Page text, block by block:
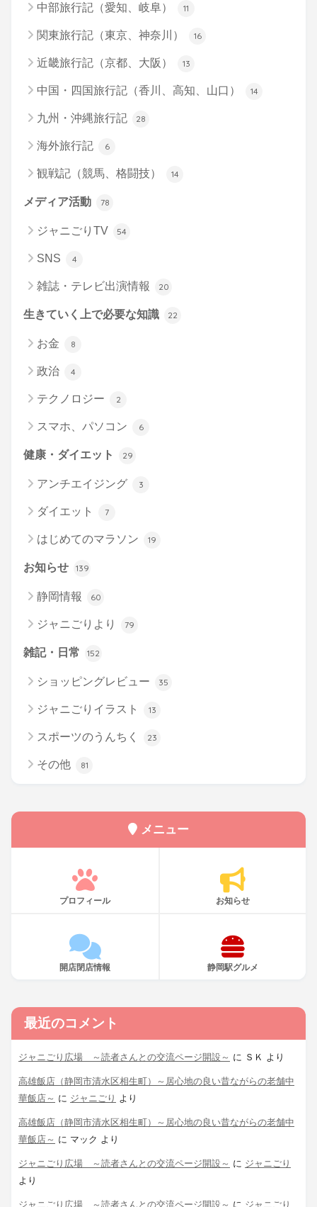
中部旅行記（愛知、岐阜） 11
関東旅行記（東京、神奈川） 16
近畿旅行記（京都、大阪） 13
中国・四国旅行記（香川、高知、山口） 14
九州・沖縄旅行記 28
海外旅行記 6
観戦記（競馬、格闘技） 14
メディア活動 78
ジャニごりTV 54
SNS 4
雑誌・テレビ出演情報 20
生きていく上で必要な知識 22
お金 8
政治 4
テクノロジー 2
スマホ、パソコン 6
健康・ダイエット 29
アンチエイジング 3
ダイエット 7
はじめてのマラソン 19
お知らせ 139
静岡情報 60
ジャニごりより 79
雑記・日常 152
ショッピングレビュー 35
ジャニごりイラスト 13
スポーツのうんちく 23
その他 81
メニュー
プロフィール お知らせ
開店閉店情報 静岡駅グルメ
最近のコメント
ジャニごり広場 ～読者さんとの交流ページ開設～ に ＳＫ より
高雄飯店（静岡市清水区相生町）～居心地の良い昔ながらの老舗中
華飯店～ に ジャニごり より
高雄飯店（静岡市清水区相生町）～居心地の良い昔ながらの老舗中
華飯店～ に マック より
ジャニごり広場 ～読者さんとの交流ページ開設～ に ジャニごり
より
ジャニごり広場 ～読者さんとの交流ページ開設～ に ジャニごり